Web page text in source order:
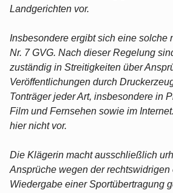
Landgerichten vor.
Insbesondere ergibt sich eine solche
Nr. 7 GVG. Nach dieser Regelung
zuständig in Streitigkeiten über
Veröffentlichungen durch
Tonträger jeder Art, insbesondere in
Film und Fernsehen sowie im
hier nicht vor.
Die Klägerin macht ausschließlich
Ansprüche wegen der rechtswidrigen
Wiedergabe einer Sportübertragung